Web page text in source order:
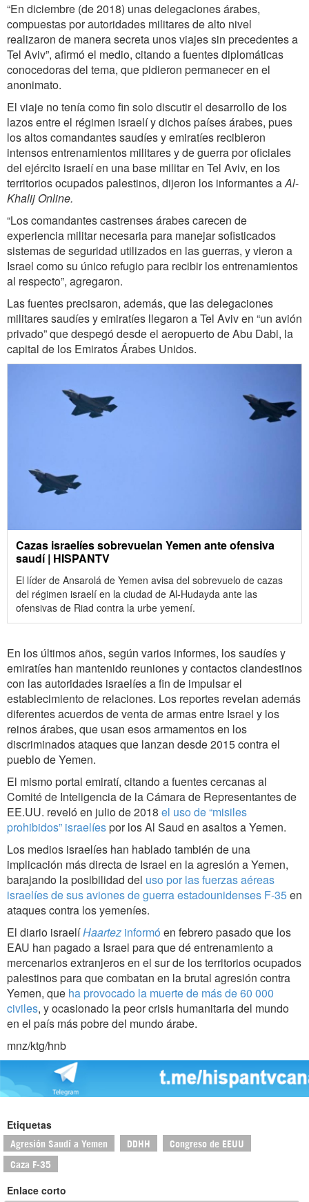
“En diciembre (de 2018) unas delegaciones árabes,
compuestas por autoridades militares de alto nivel
realizaron de manera secreta unos viajes sin precedentes a
Tel Aviv”, afirmó el medio, citando a fuentes diplomáticas
conocedoras del tema, que pidieron permanecer en el
anonimato.
El viaje no tenía como fin solo discutir el desarrollo de los
lazos entre el régimen israelí y dichos países árabes, pues
los altos comandantes saudíes y emiratíes recibieron
intensos entrenamientos militares y de guerra por oficiales
del ejército israelí en una base militar en Tel Aviv, en los
territorios ocupados palestinos, dijeron los informantes aAl-
Khalij Online.
“Los comandantes castrenses árabes carecen de
experiencia militar necesaria para manejar sofisticados
sistemas de seguridad utilizados en las guerras, y vieron a
Israel como su único refugio para recibir los entrenamientos
al respecto”, agregaron.
Las fuentes precisaron, además, que las delegaciones
militares saudíes y emiratíes llegaron a Tel Aviv en “un avión
privado” que despegó desde el aeropuerto de Abu Dabi, la
capital de los Emiratos Árabes Unidos.
Cazas israelíes sobrevuelan Yemen ante ofensiva
saudí | HISPANTV
El líder de Ansarolá de Yemen avisa del sobrevuelo de cazas
del régimen israelí en la ciudad de Al-Hudayda ante las
ofensivas de Riad contra la urbe yemení.
En los últimos años, según varios informes, los saudíes y
emiratíes han mantenido reuniones y contactos clandestinos
con las autoridades israelíes a fin de impulsar el
establecimiento de relaciones. Los reportes revelan además
diferentes acuerdos de venta de armas entre Israel y los
reinos árabes, que usan esos armamentos en los
discriminados ataques que lanzan desde 2015 contra el
pueblo de Yemen.
El mismo portal emiratí, citando a fuentes cercanas al
Comité de Inteligencia de la Cámara de Representantes de
EE.UU. reveló en julio de 2018 el uso de “misiles
prohibidos” israelíespor los Al Saud en asaltos a Yemen.
Los medios israelíes han hablado también de una
implicación más directa de Israel en la agresión a Yemen,
barajando la posibilidad del uso por las fuerzas aéreas
israelíes de sus aviones de guerra estadounidenses F-35en
ataques contra los yemeníes.
El diario israelíHaartez informó en febrero pasado que los
EAU han pagado a Israel para que dé entrenamiento a
mercenarios extranjeros en el sur de los territorios ocupados
palestinos para que combatan en la brutal agresión contra
Yemen, que ha provocado la muerte de más de 60 000
civiles, y ocasionado la peor crisis humanitaria del mundo
en el país más pobre del mundo árabe.
mnz/ktg/hnb
Etiquetas
Agresión Saudí a Yemen DDHH Congreso de EEUU
Caza F-35
Enlace corto